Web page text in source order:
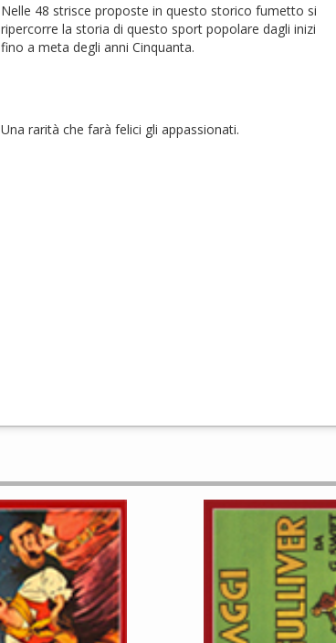
Nelle 48 strisce proposte in questo storico fumetto si
ripercorre la storia di questo sport popolare dagli inizi
fino a meta degli anni Cinquanta.
Una rarità che farà felici gli appassionati.